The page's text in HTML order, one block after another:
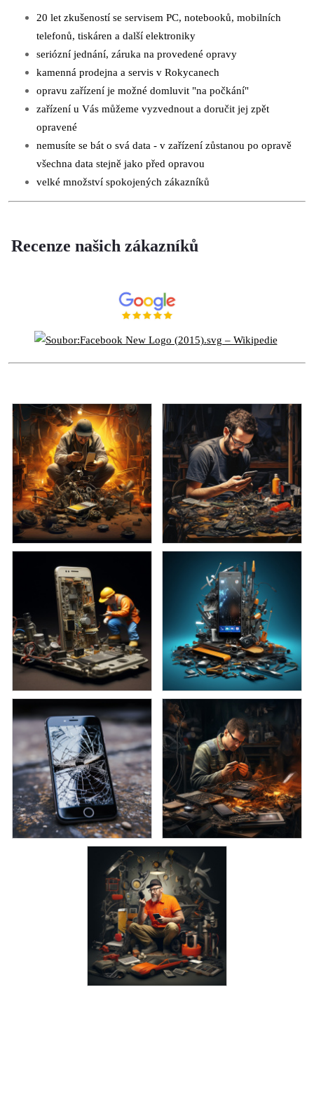
20 let zkušeností se servisem PC, notebooků, mobilních
telefonů, tiskáren a další elektroniky
seriózní jednání, záruka na provedené opravy
kamenná prodejna a servis v Rokycanech
opravu zařízení je možné domluvit "na počkání"
zařízení u Vás můžeme vyzvednout a doručit jej zpět
opravené
nemusíte se bát o svá data - v zařízení zůstanou po opravě
všechna data stejně jako před opravou
velké množství spokojených zákazníků
Recenze našich zákazníků